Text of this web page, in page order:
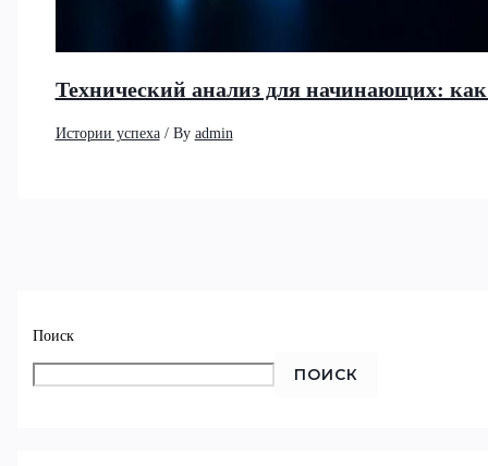
Поиск
ПОИСК
Технический анализ для начинающих:
Истории успеха/ By admin